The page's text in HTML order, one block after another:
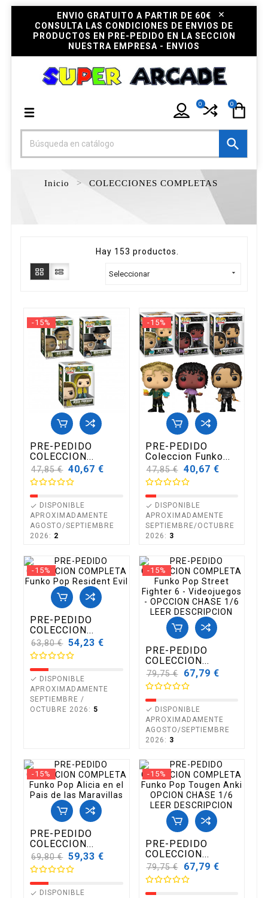
ENVIO GRATUITO A PARTIR DE 60€
CONSULTA LAS CONDICIONES DE ENVIOS DE
PRODUCTOS EN PRE-PEDIDO EN LA SECCION
NUESTRA EMPRESA - ENVIOS
0
0

Inicio COLECCIONES COMPLETAS
Hay 153 productos.
Seleccionar 
-15%
PRE-PEDIDO
COLECCION...
Precio
base
47,85 € 40,67 €
 DISPONIBLE
APROXIMADAMENTE
AGOSTO/SEPTIEMBRE
2026: 2
-15%
PRE-PEDIDO
Coleccion Funko...
Precio
base
47,85 € 40,67 €
 DISPONIBLE
APROXIMADAMENTE
SEPTIEMBRE/OCTUBRE
2026: 3
-15%
PRE-PEDIDO
COLECCION...
Precio
base
63,80 € 54,23 €
 DISPONIBLE
APROXIMADAMENTE
SEPTIEMBRE /
OCTUBRE 2026: 5
-15%
PRE-PEDIDO
COLECCION...
Precio
base
79,75 € 67,79 €
 DISPONIBLE
APROXIMADAMENTE
AGOSTO/SEPTIEMBRE
2026: 3
-15%
PRE-PEDIDO
COLECCION...
Precio
base
69,80 € 59,33 €
 DISPONIBLE
-15%
PRE-PEDIDO
COLECCION...
Precio
base
79,75 € 67,79 €